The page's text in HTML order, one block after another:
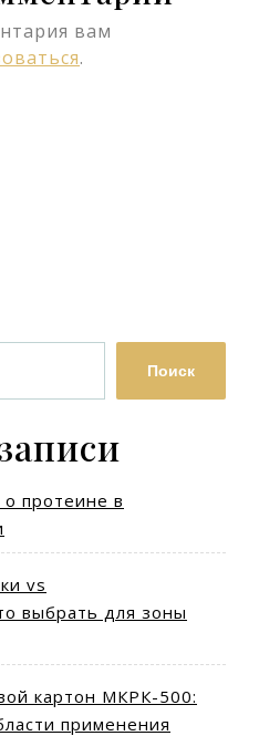
вам
.
Поиск
протеине в
vs
выбрать для зоны
картон МКРК-500:
применения